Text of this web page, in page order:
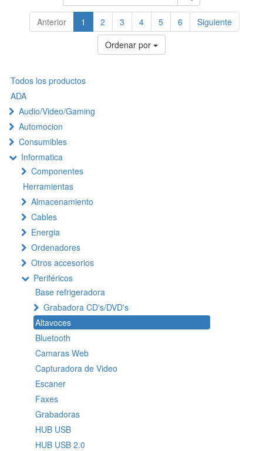
Anterior 1 2 3 4 5 6
Siguiente
Ordenar por
Todos los productos
ADA
Audio/Video/Gaming
Automocion
Consumibles
Informatica
Componentes
Herramientas
Almacenamiento
Cables
Energia
Ordenadores
Otros accesorios
Periféricos
Base refrigeradora
Grabadora CD's/DVD's
Altavoces
Bluetooth
Camaras Web
Capturadora de Video
Escaner
Faxes
Grabadoras
HUB USB
HUB USB 2.0